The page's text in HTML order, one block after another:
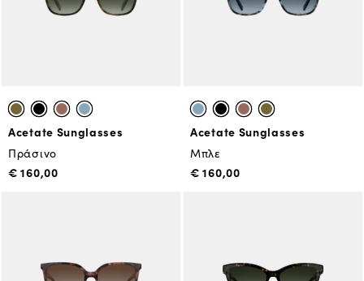
Acetate Sunglasses
Πράσινο
€ 160,00
Acetate Sunglasses
Μπλε
€ 160,00